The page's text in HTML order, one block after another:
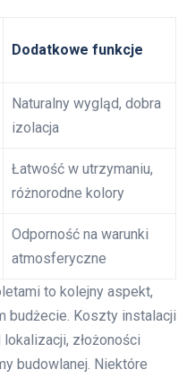
Dodatkowe funkcje
Naturalny wygląd, dobra
izolacja
Łatwość w utrzymaniu,
różnorodne kolory
Odporność na warunki
atmosferyczne
to kolejny aspekt,
budżecie. Koszty instalacji
złożoności
budowlanej. Niektóre